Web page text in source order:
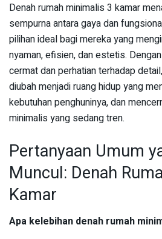
Denah rumah minimalis 3 kamar
sempurna antara gaya dan
pilihan ideal bagi mereka yang
nyaman, efisien, dan estetis.
cermat dan perhatian terhadap
diubah menjadi ruang hidup yang
kebutuhan penghuninya, dan
minimalis yang sedang tren.
Pertanyaan Umum
Muncul: Denah
Kamar
Apa kelebihan denah rumah